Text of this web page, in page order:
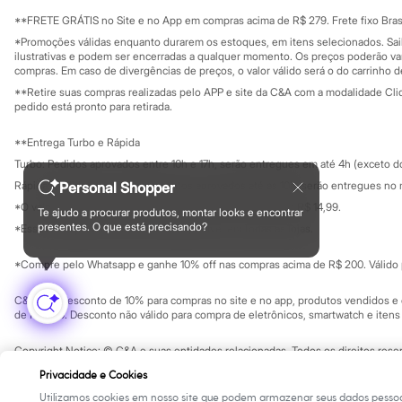
Sonic
Beleza
Kits
Perfumes árabes
Novidades
Cabelos
Escovas e Pentes
Finalizadores
Shampoo
Tratamento
Cuidados com o corpo
Hidratante
Tratamento
Cuidados com o rosto
Esfoliante
Hidratante
Protetor solar
Maquiagens
Base
Personal Shopper
Te ajudo a procurar produtos, montar looks e encontrar
presentes. O que está precisando?
Privacidade
Configuração de cookies
Minha privacidade
Educação
Formas de pagamento
**FRETE GRÁTIS no Site e no App em compras acima de R$ 279. Frete fixo
*Promoções válidas enquanto durarem os estoques, em itens selecionados.
ilustrativas e podem ser encerradas a qualquer momento. Os preços poderão
compras. Em caso de divergências de preços, o valor válido será o do carrinho
**Retire suas compras realizadas pelo APP e site da C&A com a modalidade
pedido está pronto para retirada.
**Entrega Turbo e Rápida
Turbo: Pedidos aprovados entre 10h e 17h, serão entregues em até 4h (exceto
Rápida: Pedidos com os pagamentos aprovados até as 10h, serão entregues
*O valor do frete para o turbo é R$ 24,99 e para a rápida é R$ 14,99.
*Essa condição ainda não estará disponível em todas as lojas.
*Compre pelo Whatsapp e ganhe 10% off nas compras acima de R$ 200.
C&A Pay: desconto de 10% para compras no site e no app, produtos vendidos
de R$ 400. Desconto não válido para compra de eletrônicos, smartwatch e
Copyright Notice: © C&A e suas entidades relacionadas. Todos os direitos
Privacidade e Cookies
Utilizamos cookies em nosso site que podem armazenar seus dados